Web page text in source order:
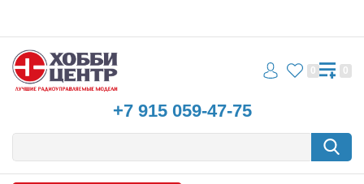
+7 915 059-47-75
0 0